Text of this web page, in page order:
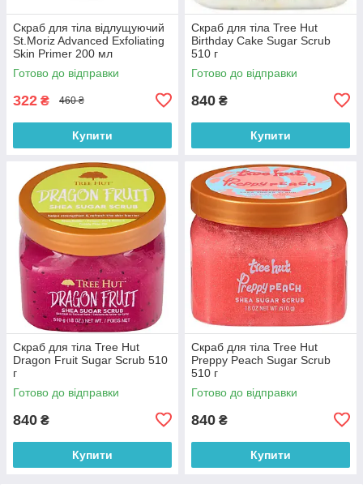
Скраб для тіла відлущуючий
St.Moriz Advanced Exfoliating
Skin Primer 200 мл
Готово до відправки
322 ₴ 460 ₴
Купити
Скраб для тіла Tree Hut
Birthday Cake Sugar Scrub
510 г
Готово до відправки
840 ₴
Купити
Скраб для тіла Tree Hut
Dragon Fruit Sugar Scrub 510
г
Готово до відправки
840 ₴
Купити
Скраб для тіла Tree Hut
Preppy Peach Sugar Scrub
510 г
Готово до відправки
840 ₴
Купити